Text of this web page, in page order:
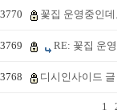
3770 꽃집 운영중인데
3769
RE: 꽃집 운
3768
디시인사이드
1